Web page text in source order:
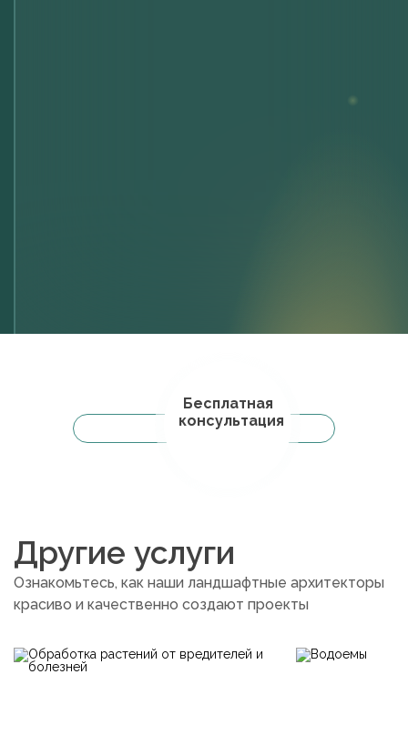
Бесплатная
консультация
Другие услуги
Ознакомьтесь, как наши ландшафтные архитекторы
красиво и качественно создают проекты